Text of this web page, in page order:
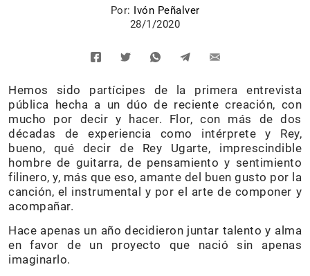
Por: Ivón Peñalver
28/1/2020
Hemos sido partícipes de la primera entrevista
pública hecha a un dúo de reciente creación, con
mucho por decir y hacer. Flor, con más de dos
décadas de experiencia como intérprete y Rey,
bueno, qué decir de Rey Ugarte, imprescindible
hombre de guitarra, de pensamiento y sentimiento
filinero, y, más que eso, amante del buen gusto por la
canción, el instrumental y por el arte de componer y
acompañar.
Hace apenas un año decidieron juntar talento y alma
en favor de un proyecto que nació sin apenas
imaginarlo.